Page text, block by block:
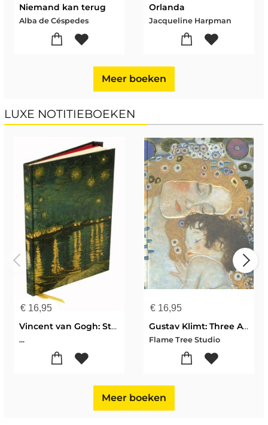
Niemand kan terug
Alba de Céspedes
Orlanda
Jacqueline Harpman
Meer boeken
LUXE NOTITIEBOEKEN
€ 16,95
Vincent van Gogh: Starry Night over the Rhone (Foiled Journal)
...
€ 16,95
Gustav Klimt: Three Ages of Woman (Foiled Journal)
Flame Tree Studio
Meer boeken